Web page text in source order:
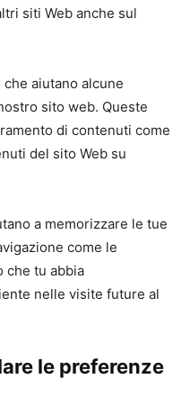
siti Web anche sul
aiutano alcune
sito web. Queste
di contenuti come
del sito Web su
a memorizzare le tue
come le
che tu abbia
nelle visite future al
le preferenze